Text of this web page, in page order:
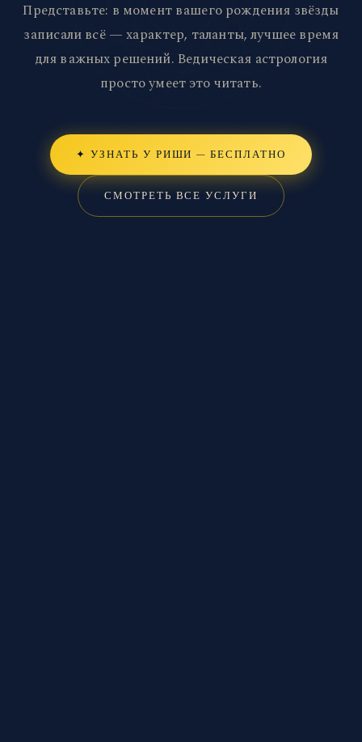
Представьте: в момент вашего рождения звёзды
записали всё — характер, таланты, лучшее время
для важных решений. Ведическая астрология
просто умеет это читать.
✦ УЗНАТЬ У РИШИ — БЕСПЛАТНО
СМОТРЕТЬ ВСЕ УСЛУГИ